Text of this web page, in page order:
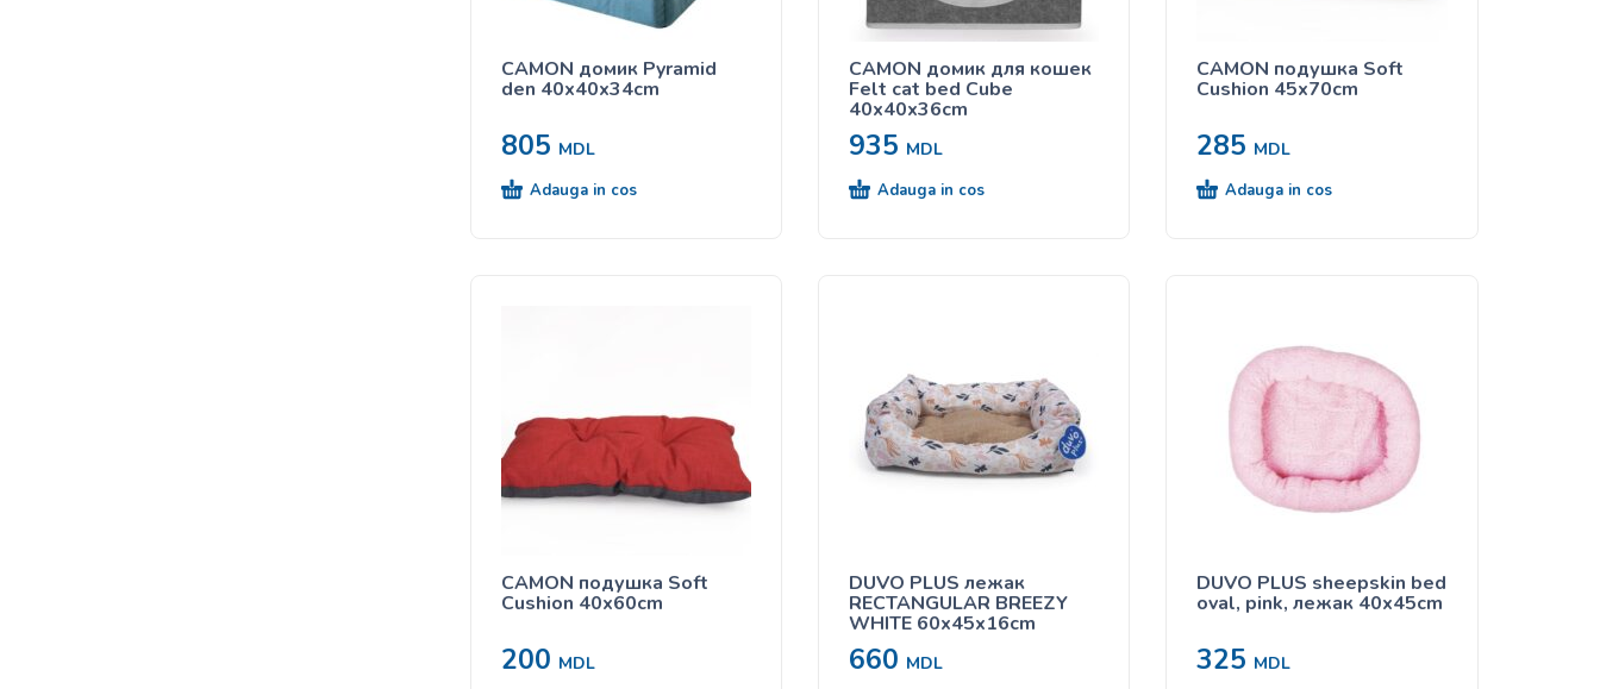
CAMON домик Pyramid
den 40x40x34cm
805 MDL
Adauga in cos
CAMON домик для кошек
Felt cat bed Cube
40x40x36cm
935 MDL
Adauga in cos
CAMON подушка Soft
Cushion 45x70cm
285 MDL
Adauga in cos
CAMON подушка Soft
Cushion 40x60cm
200 MDL
DUVO PLUS лежак
RECTANGULAR BREEZY
WHITE 60x45x16cm
660 MDL
DUVO PLUS sheepskin bed
oval, pink, лежак 40x45cm
325 MDL